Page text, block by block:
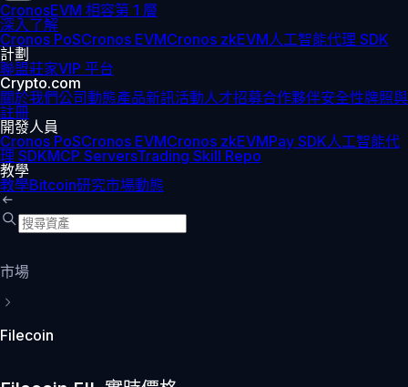
CronosEVM 相容第 1 層
深入了解
Cronos PoSCronos EVMCronos zkEVM人工智能代理 SDK
計劃
聯盟莊家VIP 平台
Crypto.com
關於我們公司動態產品新訊活動人才招募合作夥伴安全性牌照與
註冊
開發人員
Cronos PoSCronos EVMCronos zkEVMPay SDK人工智能代
理 SDKMCP ServersTrading Skill Repo
教學
教學Bitcoin研究市場動態
市場
Filecoin